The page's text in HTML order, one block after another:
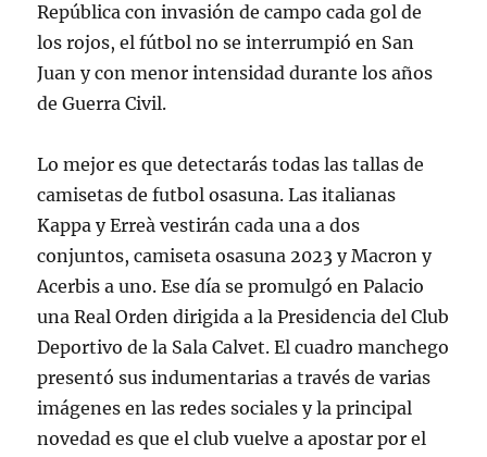
República con invasión de campo cada gol de
los rojos, el fútbol no se interrumpió en San
Juan y con menor intensidad durante los años
de Guerra Civil.
Lo mejor es que detectarás todas las tallas de
camisetas de futbol osasuna. Las italianas
Kappa y Erreà vestirán cada una a dos
conjuntos, camiseta osasuna 2023 y Macron y
Acerbis a uno. Ese día se promulgó en Palacio
una Real Orden dirigida a la Presidencia del Club
Deportivo de la Sala Calvet. El cuadro manchego
presentó sus indumentarias a través de varias
imágenes en las redes sociales y la principal
novedad es que el club vuelve a apostar por el